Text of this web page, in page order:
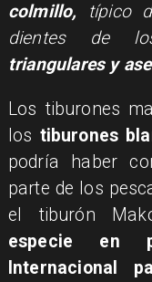
colmillo, típico
dientes de
triangulares y
Los tiburones
los tiburones
podría haber
parte de los
el tiburón
especie en
Internacional